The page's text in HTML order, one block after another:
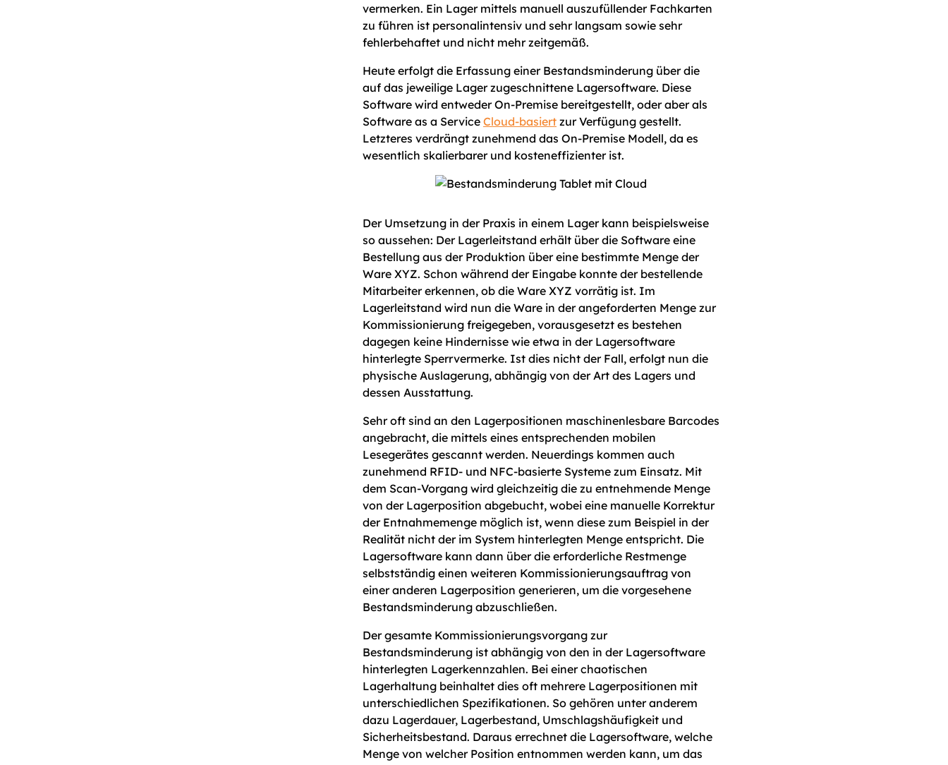
vermerken. Ein Lager mittels manuell auszufüllender Fachkarten
zu führen ist personalintensiv und sehr langsam sowie sehr
fehlerbehaftet und nicht mehr zeitgemäß.
Heute erfolgt die Erfassung einer Bestandsminderung über die
auf das jeweilige Lager zugeschnittene Lagersoftware. Diese
Software wird entweder On-Premise bereitgestellt, oder aber als
Software as a Service Cloud-basiert zur Verfügung gestellt.
Letzteres verdrängt zunehmend das On-Premise Modell, da es
wesentlich skalierbarer und kosteneffizienter ist.
Der Umsetzung in der Praxis in einem Lager kann beispielsweise
so aussehen: Der Lagerleitstand erhält über die Software eine
Bestellung aus der Produktion über eine bestimmte Menge der
Ware XYZ. Schon während der Eingabe konnte der bestellende
Mitarbeiter erkennen, ob die Ware XYZ vorrätig ist. Im
Lagerleitstand wird nun die Ware in der angeforderten Menge zur
Kommissionierung freigegeben, vorausgesetzt es bestehen
dagegen keine Hindernisse wie etwa in der Lagersoftware
hinterlegte Sperrvermerke. Ist dies nicht der Fall, erfolgt nun die
physische Auslagerung, abhängig von der Art des Lagers und
dessen Ausstattung.
Sehr oft sind an den Lagerpositionen maschinenlesbare Barcodes
angebracht, die mittels eines entsprechenden mobilen
Lesegerätes gescannt werden. Neuerdings kommen auch
zunehmend RFID- und NFC-basierte Systeme zum Einsatz. Mit
dem Scan-Vorgang wird gleichzeitig die zu entnehmende Menge
von der Lagerposition abgebucht, wobei eine manuelle Korrektur
der Entnahmemenge möglich ist, wenn diese zum Beispiel in der
Realität nicht der im System hinterlegten Menge entspricht. Die
Lagersoftware kann dann über die erforderliche Restmenge
selbstständig einen weiteren Kommissionierungsauftrag von
einer anderen Lagerposition generieren, um die vorgesehene
Bestandsminderung abzuschließen.
Der gesamte Kommissionierungsvorgang zur
Bestandsminderung ist abhängig von den in der Lagersoftware
hinterlegten Lagerkennzahlen. Bei einer chaotischen
Lagerhaltung beinhaltet dies oft mehrere Lagerpositionen mit
unterschiedlichen Spezifikationen. So gehören unter anderem
dazu Lagerdauer, Lagerbestand, Umschlagshäufigkeit und
Sicherheitsbestand. Daraus errechnet die Lagersoftware, welche
Menge von welcher Position entnommen werden kann, um das